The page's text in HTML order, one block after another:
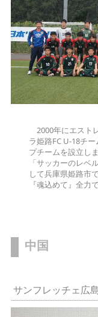
2000年にエスト
ラ姫路FC U-18チ
プチームを設立しま
「サッカーのレベ
して兵庫県姫路市
『魂込めて』全力
中国
サンフレッチェ広